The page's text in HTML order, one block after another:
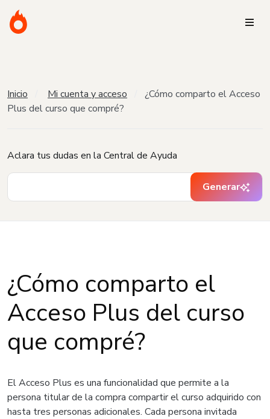
Inicio Mi cuenta y acceso
¿Cómo comparto el Acceso
Plus del curso que compré?
Aclara tus dudas en la Central de Ayuda
Generar
¿Cómo comparto el
Acceso Plus del curso
que compré?
El Acceso Plus es una funcionalidad que permite a la
persona titular de la compra compartir el curso adquirido con
hasta tres personas adicionales. Cada persona invitada